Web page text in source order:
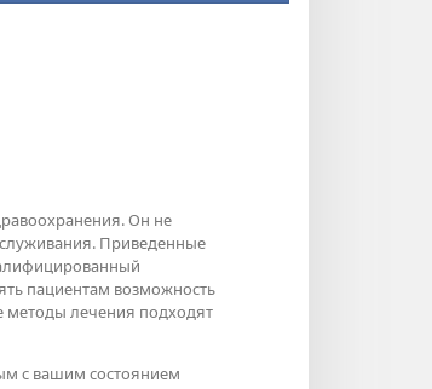
Он не
Приведенные
пациентам возможность
методы лечения подходят
с вашим состоянием